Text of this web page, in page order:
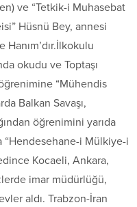
ve “Tetkik-i Muhasebat
Hüsnü Bey, annesi
okudu ve Toptaşı
“Mühendis
Balkan Savaşı,
öğrenimini yarıda
“Hendesehane-i Mülkiye-i
Kocaeli, Ankara,
imar müdürlüğü,
aldı. Trabzon-İran